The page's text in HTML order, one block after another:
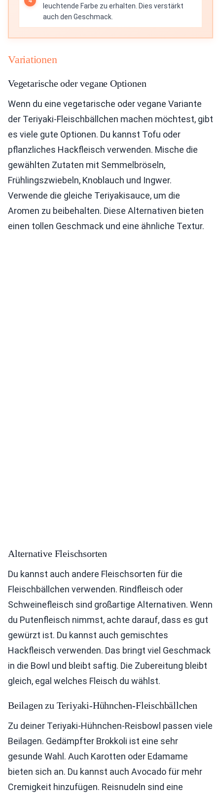
leuchtende Farbe zu erhalten. Dies verstärkt
auch den Geschmack.
Variationen
Vegetarische oder vegane Optionen
Wenn du eine vegetarische oder vegane Variante
der Teriyaki-Fleischbällchen machen möchtest, gibt
es viele gute Optionen. Du kannst Tofu oder
pflanzliches Hackfleisch verwenden. Mische die
gewählten Zutaten mit Semmelbröseln,
Frühlingszwiebeln, Knoblauch und Ingwer.
Verwende die gleiche Teriyakisauce, um die
Aromen zu beibehalten. Diese Alternativen bieten
einen tollen Geschmack und eine ähnliche Textur.
Alternative Fleischsorten
Du kannst auch andere Fleischsorten für die
Fleischbällchen verwenden. Rindfleisch oder
Schweinefleisch sind großartige Alternativen. Wenn
du Putenfleisch nimmst, achte darauf, dass es gut
gewürzt ist. Du kannst auch gemischtes
Hackfleisch verwenden. Das bringt viel Geschmack
in die Bowl und bleibt saftig. Die Zubereitung bleibt
gleich, egal welches Fleisch du wählst.
Beilagen zu Teriyaki-Hühnchen-Fleischbällchen
Zu deiner Teriyaki-Hühnchen-Reisbowl passen viele
Beilagen. Gedämpfter Brokkoli ist eine sehr
gesunde Wahl. Auch Karotten oder Edamame
bieten sich an. Du kannst auch Avocado für mehr
Cremigkeit hinzufügen. Reisnudeln sind eine